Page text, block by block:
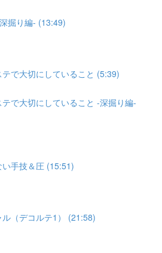
掘り編- (13:49)
で大切にしていること (5:39)
で大切にしていること -深掘り編-
手技＆圧 (15:51)
（デコルテ1） (21:58)